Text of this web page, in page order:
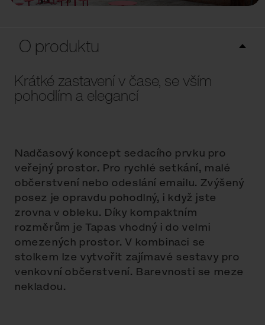
O produktu
Krátké zastavení v čase, se vším
pohodlím a elegancí
Nadčasový koncept sedacího prvku pro
veřejný prostor. Pro rychlé setkání, malé
občerstvení nebo odeslání emailu. Zvýšený
posez je opravdu pohodlný, i když jste
zrovna v obleku. Díky kompaktním
rozměrům je Tapas vhodný i do velmi
omezených prostor. V kombinaci se
stolkem lze vytvořit zajímavé sestavy pro
venkovní občerstvení. Barevnosti se meze
nekladou.